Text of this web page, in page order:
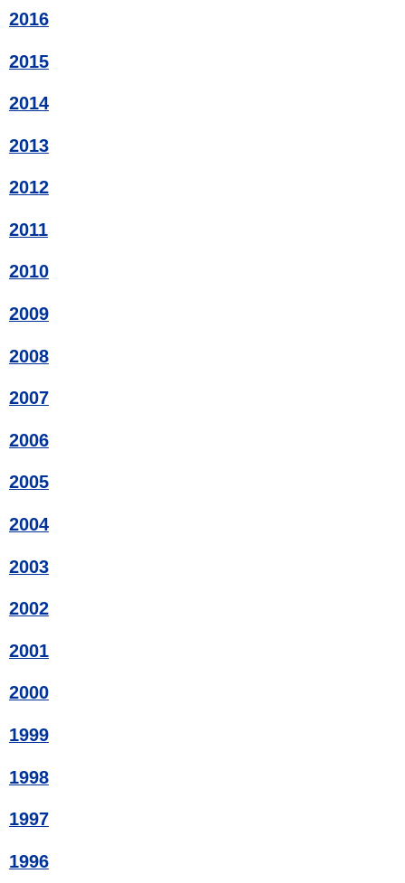
2016
2015
2014
2013
2012
2011
2010
2009
2008
2007
2006
2005
2004
2003
2002
2001
2000
1999
1998
1997
1996